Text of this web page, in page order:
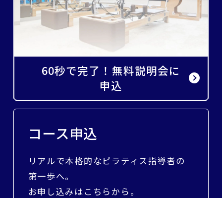
60秒で完了！無料説明会に
申込
コース申込
リアルで本格的なピラティス指導者の
第一歩へ。
お申し込みはこちらから。